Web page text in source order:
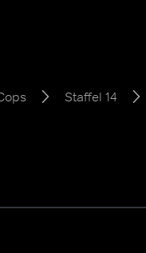
Staffel 14